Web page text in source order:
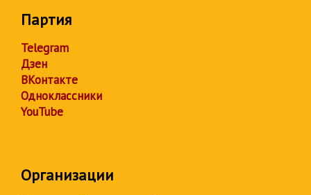
Партия
Telegram
Дзен
ВКонтакте
Одноклассники
YouTube
Организации